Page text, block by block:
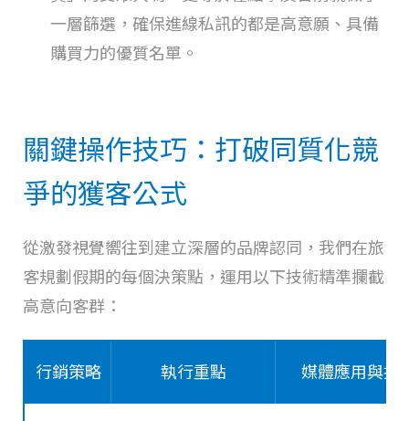
一層篩選，確保進線私訊的都是高意願、具備
購買力的優質名單。
關鍵操作技巧：打破同質化競
爭的獲客公式
從激發視覺嚮往到建立深層的品牌認同，我們在旅
客規劃假期的每個決策點，運用以下技術精準攔截
高意向客群：
行銷策略 執行重點 媒體應用與技